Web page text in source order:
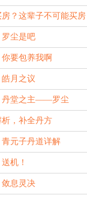
？这辈子不可能买房
尘是吧
要包养我啊
月之议
丹堂之主——罗尘
，补全丹方
元子丹道详解
机！
息灵决